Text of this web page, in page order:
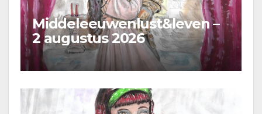
Middeleeuwenlust&leven –
2 augustus 2026